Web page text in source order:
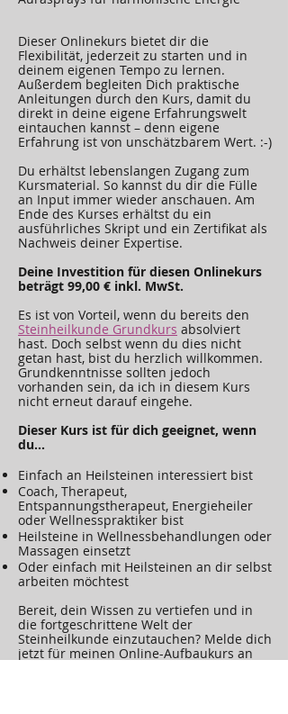
Dieser Onlinekurs bietet dir die
Flexibilität, jederzeit zu starten und in
deinem eigenen Tempo zu lernen.
Außerdem begleiten Dich praktische
Anleitungen durch den Kurs, damit du
direkt in deine eigene Erfahrungswelt
eintauchen kannst – denn eigene
Erfahrung ist von unschätzbarem Wert. :-)
Du erhältst lebenslangen Zugang zum
Kursmaterial. So kannst du dir die Fülle
an Input immer wieder anschauen. Am
Ende des Kurses erhältst du ein
ausführliches Skript und ein Zertifikat als
Nachweis deiner Expertise.
Deine Investition für diesen Onlinekurs
beträgt 99,00 € inkl. MwSt.
Es ist von Vorteil, wenn du bereits den
Steinheilkunde Grundkurs absolviert
hast. Doch selbst wenn du dies nicht
getan hast, bist du herzlich willkommen.
Grundkenntnisse sollten jedoch
vorhanden sein, da ich in diesem Kurs
nicht erneut darauf eingehe.
Dieser Kurs ist für dich geeignet, wenn
du...
Einfach an Heilsteinen interessiert bist
Coach, Therapeut,
Entspannungstherapeut, Energieheiler
oder Wellnesspraktiker bist
Heilsteine in Wellnessbehandlungen oder
Massagen einsetzt
Oder einfach mit Heilsteinen an dir selbst
arbeiten möchtest
Bereit, dein Wissen zu vertiefen und in
die fortgeschrittene Welt der
Steinheilkunde einzutauchen? Melde dich
jetzt für meinen Online-Aufbaukurs an